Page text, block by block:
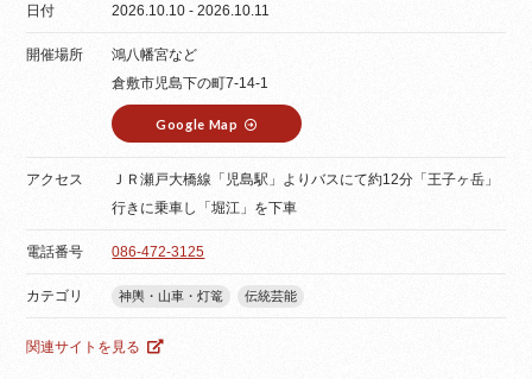
日付 2026.10.10 - 2026.10.11
開催場所
鴻八幡宮など
倉敷市児島下の町7-14-1
Google Map
アクセス
ＪＲ瀬戸大橋線「児島駅」よりバスにて約12分「王子ヶ岳」
行きに乗車し「堀江」を下車
電話番号 086-472-3125
カテゴリ 神輿・山車・灯篭 伝統芸能
関連サイトを見る